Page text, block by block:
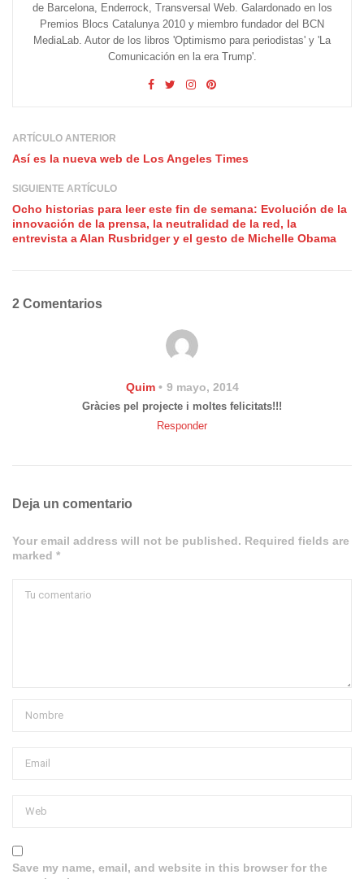
de Barcelona, Enderrock, Transversal Web. Galardonado en los
Premios Blocs Catalunya 2010 y miembro fundador del BCN
MediaLab. Autor de los libros 'Optimismo para periodistas' y 'La
Comunicación en la era Trump'.
ARTÍCULO ANTERIOR
Así es la nueva web de Los Angeles Times
SIGUIENTE ARTÍCULO
Ocho historias para leer este fin de semana: Evolución de la
innovación de la prensa, la neutralidad de la red, la
entrevista a Alan Rusbridger y el gesto de Michelle Obama
2 Comentarios
Quim 9 mayo, 2014
Gràcies pel projecte i moltes felicitats!!!
Responder
Deja un comentario
Your email address will not be published. Required fields are
marked *
Save my name, email, and website in this browser for the